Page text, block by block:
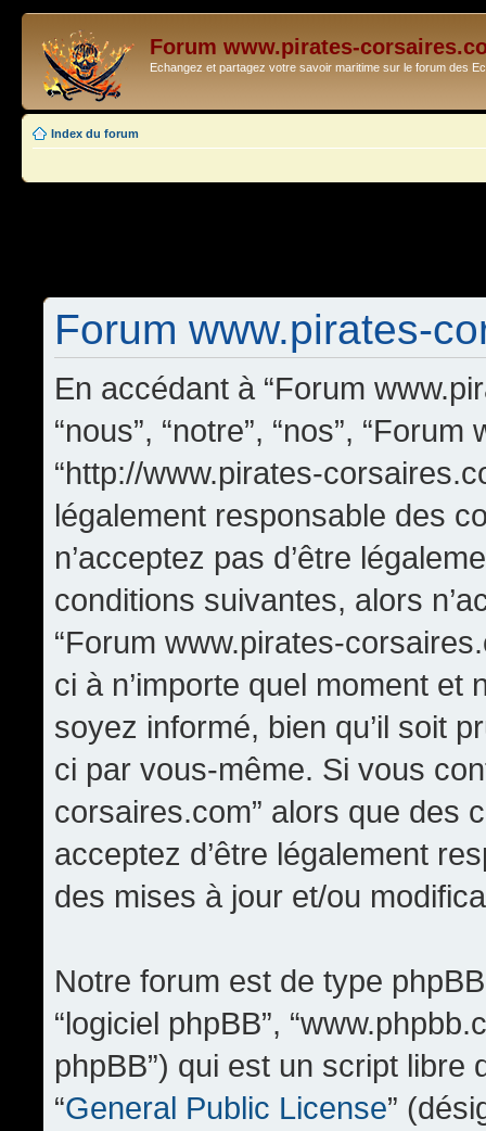
Forum www.pirates-
Echangez et partagez votre savoir maritime sur le forum des
Index du forum
Forum www.pirates-
En accédant à “Forum
“nous”, “notre”, “nos”,
“http://www.pirates-
légalement responsable des
n’acceptez pas d’être
conditions suivantes, alors
“Forum www.pirates-
ci à n’importe quel moment
soyez informé, bien qu’il soit
ci par vous-même. Si vous
corsaires.com” alors que des
acceptez d’être légalement
des mises à jour et/ou
Notre forum est de type phpBB
“logiciel phpBB”,
phpBB”) qui est un script
“General Public License”